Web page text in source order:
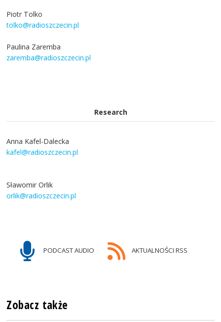
Piotr Tolko
tolko@radioszczecin.pl
Paulina Zaremba
zaremba@radioszczecin.pl
Research
Anna Kafel-Dalecka
kafel@radioszczecin.pl
Sławomir Orlik
orlik@radioszczecin.pl
PODCAST AUDIO AKTUALNOŚCI RSS
Zobacz także